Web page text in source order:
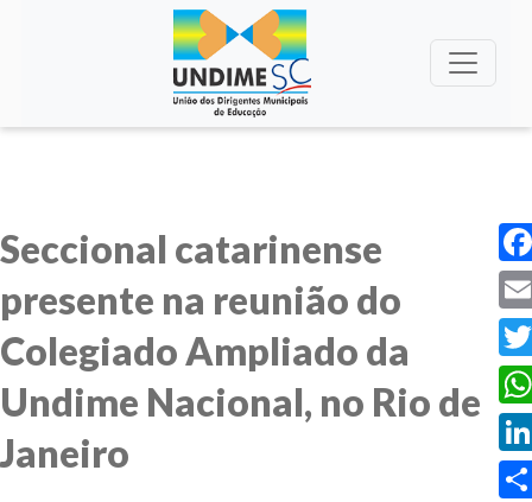
Seccional catarinense
presente na reunião do
Colegiado Ampliado da
Undime Nacional, no Rio de
Janeiro